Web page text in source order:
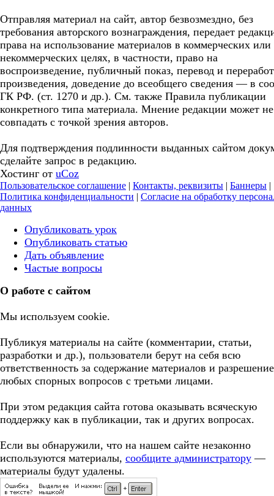
Отправляя материал на сайт, автор безвозмездно, без
требования авторского вознаграждения, передает
права на использование материалов в коммерческих или
некоммерческих целях, в частности, право на
воспроизведение, публичный показ, перевод и
произведения, доведение до всеобщего сведения — в
ГК РФ. (ст. 1270 и др.). См. также Правила публикации
конкретного типа материала. Мнение редакции может не
совпадать с точкой зрения авторов.
Для подтверждения подлинности выданных сайтом
сделайте запрос в редакцию.
Хостинг от uCoz
Пользовательское соглашение | Контакты, реквизиты | Баннеры |
Политика конфиденциальности | Согласие на обработку
данных
Опубликовать урок
Опубликовать статью
Дать объявление
Частые вопросы
О работе с сайтом
Мы используем cookie.
Публикуя материалы на сайте (комментарии, статьи,
разработки и др.), пользователи берут на себя всю
ответственность за содержание материалов и разрешение
любых спорных вопросов с третьми лицами.
При этом редакция сайта готова оказывать всяческую
поддержку как в публикации, так и других вопросах.
Если вы обнаружили, что на нашем сайте незаконно
используются материалы, сообщите администратору —
материалы будут удалены.